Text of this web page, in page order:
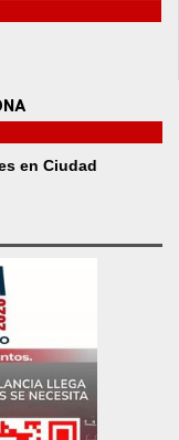
en Ciudad